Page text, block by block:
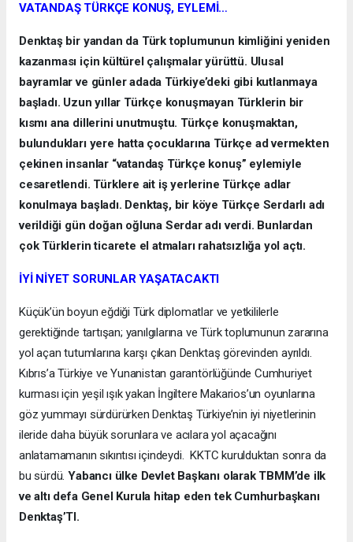
VATANDAŞ TÜRKÇE KONUŞ, EYLEMİ…
Denktaş bir yandan da Türk toplumunun kimliğini yeniden
kazanması için kültürel çalışmalar yürüttü. Ulusal
bayramlar ve günler adada Türkiye’deki gibi kutlanmaya
başladı. Uzun yıllar Türkçe konuşmayan Türklerin bir
kısmı ana dillerini unutmuştu. Türkçe konuşmaktan,
bulundukları yere hatta çocuklarına Türkçe ad vermekten
çekinen insanlar “vatandaş Türkçe konuş” eylemiyle
cesaretlendi. Türklere ait iş yerlerine Türkçe adlar
konulmaya başladı. Denktaş, bir köye Türkçe Serdarlı adı
verildiği gün doğan oğluna Serdar adı verdi. Bunlardan
çok Türklerin ticarete el atmaları rahatsızlığa yol açtı.
İYİ NİYET SORUNLAR YAŞATACAKTI
Küçük’ün boyun eğdiği Türk diplomatlar ve yetkililerle
gerektiğinde tartışan; yanılgılarına ve Türk toplumunun zararına
yol açan tutumlarına karşı çıkan Denktaş görevinden ayrıldı.
Kıbrıs’a Türkiye ve Yunanistan garantörlüğünde Cumhuriyet
kurması için yeşil ışık yakan İngiltere Makarios’un oyunlarına
göz yummayı sürdürürken Denktaş Türkiye’nin iyi niyetlerinin
ileride daha büyük sorunlara ve acılara yol açacağını
anlatamamanın sıkıntısı içindeydi. KKTC kurulduktan sonra da
bu sürdü.Yabancı ülke Devlet Başkanı olarak TBMM’de ilk
ve altı defa Genel Kurula hitap eden tek Cumhurbaşkanı
Denktaş’TI.